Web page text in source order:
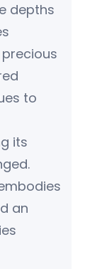
depths
to
its
an